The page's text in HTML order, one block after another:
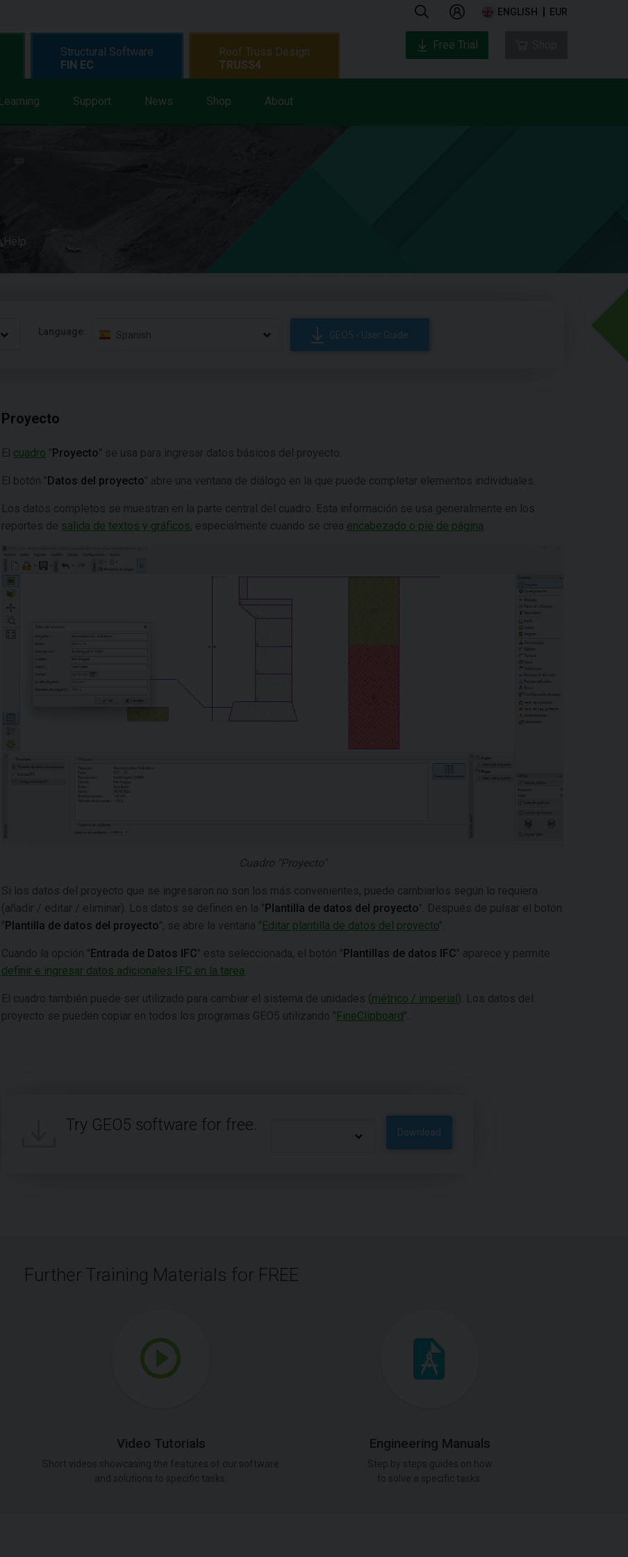
ENGLISH EUR
Learning Support News Shop About
Structural Software
FIN EC
Roof Truss Design
TRUSS4
Free Trial
Help
Language: Spanish GEO5 - User Guide
Proyecto
El cuadro "Proyecto" se usa para ingresar datos básicos del proyecto.
El botón "Datos del proyecto" abre una ventana de diálogo en la que puede completar elementos individuales.
Los datos completos se muestran en la parte central del cuadro. Esta información se usa generalmente en los
reportes de salida de textos y gráficos, especialmente cuando se crea encabezado o pie de página
Cuadro "Proyecto"
Si los datos del proyecto que se ingresaron no son los más convenientes, puede cambiarlos según lo requiera
(añadir / editar / eliminar). Los datos se definen en la " Plantilla de datos del proyecto". Después de pulsar el botón
" Plantilla de datos del proyecto", se abre la ventana " Editar plantilla de datos del proyecto".
Cuando la opción " Entrada de Datos IFC" esta seleccionada, el botón " Plantillas de datos IFC" aparece y permite
definir e ingresar datos adicionales IFC en la tarea
El cuadro también puede ser utilizado para cambiar el sistema de unidades ( métrico / imperial ). Los datos del
proyecto se pueden copiar en todos los programas GEO5 utilizando " FineClipboard".
Try GEO5 software for free. Download
Further Training Materials for FREE
Video Tutorials Engineering Manuals